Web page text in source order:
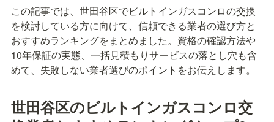
この記事では、世田谷区でビルトインガスコンロの交換
を検討している方に向けて、信頼できる業者の選び方と
おすすめランキングをまとめました。資格の確認方法や
10年保証の実態、一括見積もりサービスの落とし穴も含
めて、失敗しない業者選びのポイントをお伝えします。
世田谷区のビルトインガスコンロ交